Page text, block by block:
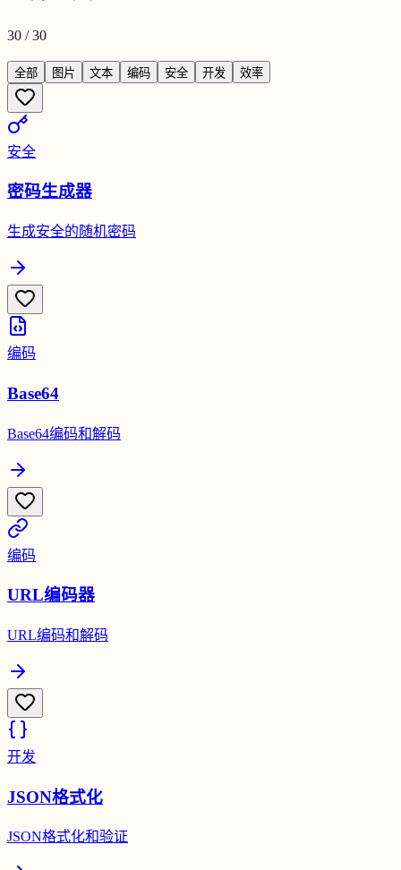
30 /30
全部 图片 文本 编码 安全 开发 效率
安全
密码生成器
生成安全的随机密码
编码
Base64
Base64编码和解码
编码
URL编码器
URL编码和解码
开发
JSON格式化
JSON格式化和验证